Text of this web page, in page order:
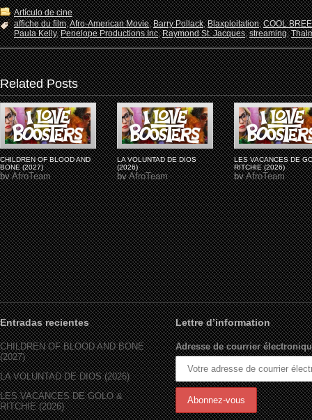
Artículo de cine
affiche du film,Afro-American Movie,Barry Pollack,Blaxploitation,COOL
Paula Kelly,Penelope Productions Inc,Raymond St. Jacques,streaming,
Related Posts
CHILDREN OF BLOOD AND
BONE (2027)
byAfroTeam
LA VOLUNTAD DE DIOS
(2026)
byAfroTeam
LES VACANCES DE
RITCHIE (2026)
byAfroTeam
Entradas recientes
CHILDREN OF BLOOD AND BONE
(2027)
LA VOLUNTAD DE DIOS (2026)
LES VACANCES DE GOLO &
RITCHIE (2026)
Lettre d’information
Adresse de courrier